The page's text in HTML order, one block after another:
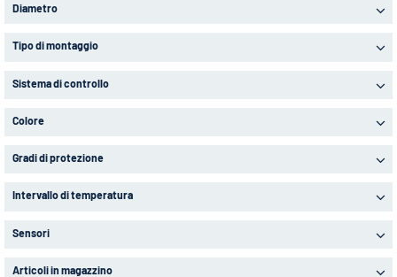
Diametro
Tipo di montaggio
Sistema di controllo
Colore
Gradi di protezione
Intervallo di temperatura
Sensori
Articoli in magazzino